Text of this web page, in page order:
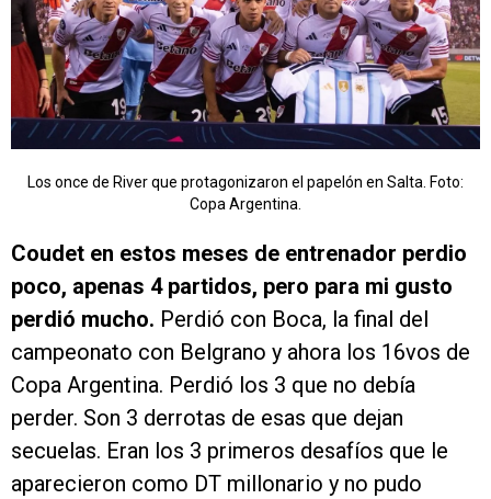
Los once de River que protagonizaron el papelón en Salta. Foto:
Copa Argentina.
Coudet en estos meses de entrenador perdio
poco, apenas 4 partidos, pero para mi gusto
perdió mucho. Perdió con Boca, la final del
campeonato con Belgrano y ahora los 16vos de
Copa Argentina. Perdió los 3 que no debía
perder. Son 3 derrotas de esas que dejan
secuelas. Eran los 3 primeros desafíos que le
aparecieron como DT millonario y no pudo